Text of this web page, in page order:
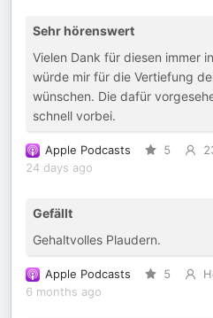
Sehr hörenswert
Vielen Dank für diesen immer
würde mir für die Vertiefung
wünschen. Die dafür
schnell vorbei.
Apple Podcasts 5
24 days ago
Gefällt
Gehaltvolles Plaudern.
Apple Podcasts 5
6 months ago